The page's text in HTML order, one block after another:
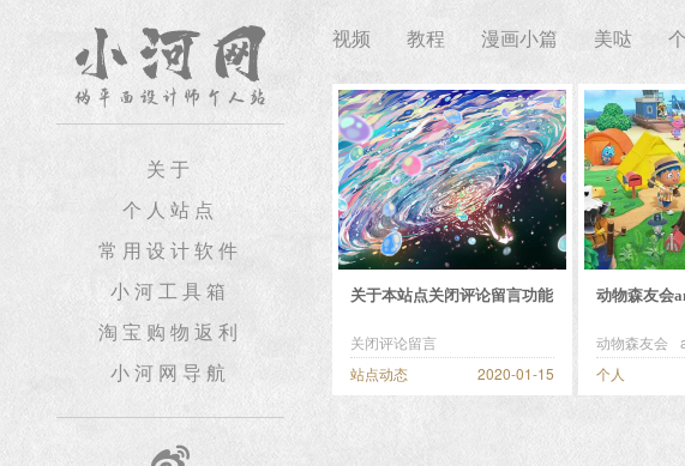
视频 教程 漫画小篇 美哒
关于本站点关闭评论留言功能
关闭评论留言
站点动态
2020-01-15
动物森友会
动物森友会
个人
关于
个人站点
常用设计软件
小河工具箱
淘宝购物返利
小河网导航